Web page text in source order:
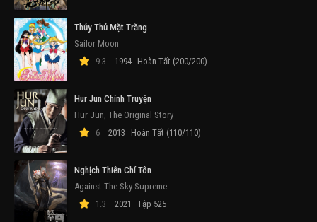
Thủy Thủ Mặt Trăng
Sailor Moon
9.3
1994 Hoàn Tất (200/200)
Hur Jun Chính Truyện
Hur Jun, The Original Story
6
2013 Hoàn Tất (110/110)
Nghịch Thiên Chí Tôn
Against The Sky Supreme
1.3
2021 Tập 525